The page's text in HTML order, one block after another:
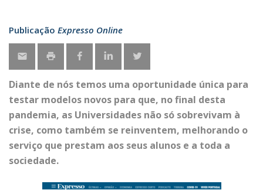
Publicação Expresso Online
Diante de nós temos uma oportunidade única para
testar modelos novos para que, no final desta
pandemia, as Universidades não só sobrevivam à
crise, como também se reinventem, melhorando o
serviço que prestam aos seus alunos e a toda a
sociedade.